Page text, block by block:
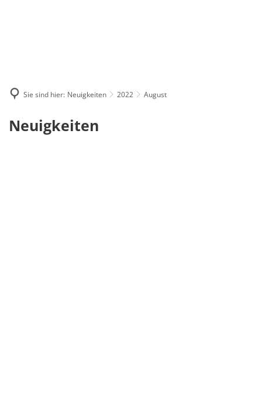
Sie sind hier: Neuigkeiten 2022 August
August
Neuigkeiten